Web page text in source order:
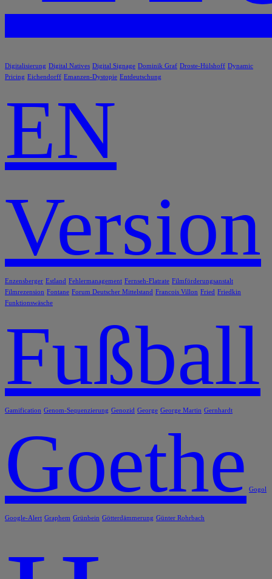
Digitalisierung Digital Natives Digital Signage Dominik Graf Droste-Hülshoff Dynamic
Pricing Eichendorff Emanzen-Dystopie Entdeutschung
EN
Version
Enzensberger Estland Fehlermanagement Fernseh-Flatrate Filmförderungsanstalt
Filmrezension Fontane Forum Deutscher Mittelstand Francois Villon Fried Friedkin
Funktionswäsche
Fußball
Gamification Genom-Sequenzierung Genozid George George Martin Gernhardt
Goethe Gogol
Google-Alert Graphem Grünbein Götterdämmerung Günter Rohrbach